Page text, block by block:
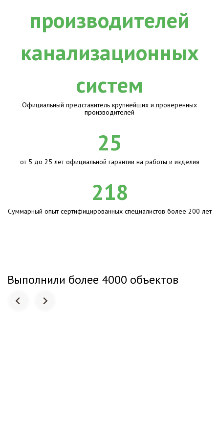
Официальный представитель крупнейших и проверенных
производителей
25
от 5 до 25 лет официальной гарантии на работы и изделия
218
Суммарный опыт сертифицированных специалистов более 200 лет
Выполнили более 4000 объектов